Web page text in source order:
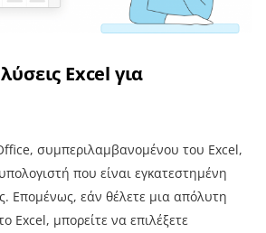
Excel για
συμπεριλαμβανομένου του Excel,
που είναι εγκατεστημένη
Επομένως, εάν θέλετε μια απόλυτη
Excel, μπορείτε να επιλέξετε